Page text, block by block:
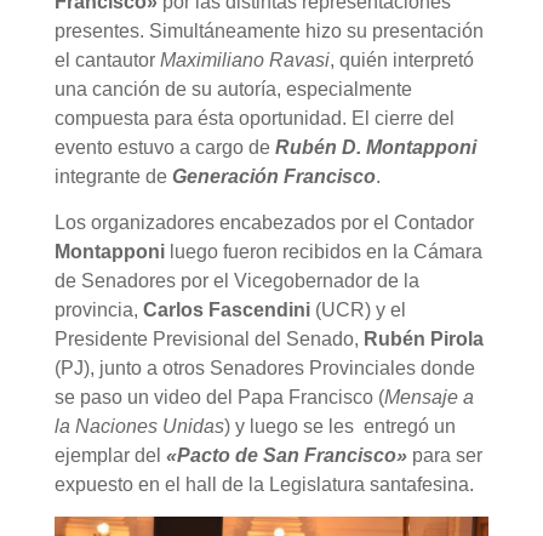
presentes. Simultáneamente hizo su presentación
el cantautor Maximiliano Ravasi, quién interpretó
una canción de su autoría, especialmente
compuesta para ésta oportunidad. El cierre del
evento estuvo a cargo de Rubén D. Montapponi
integrante de Generación Francisco.
Los organizadores encabezados por el Contador
Montapponiluego fueron recibidos en la Cámara
de Senadores por el Vicegobernador de la
provincia, Carlos Fascendini(UCR) y el
Presidente Previsional del Senado, Rubén Pirola
(PJ), junto a otros Senadores Provinciales donde
se paso un video del Papa Francisco (Mensaje a
la Naciones Unidas) y luego se les entregó un
ejemplar del «Pacto de San Francisco»para ser
expuesto en el hall de la Legislatura santafesina.